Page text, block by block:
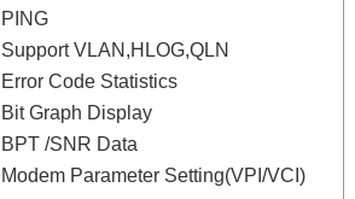
PING
Support VLAN,HLOG,QLN
Error Code Statistics
Bit Graph Display
BPT /SNR Data
Modem Parameter Setting(VPI/VCI)